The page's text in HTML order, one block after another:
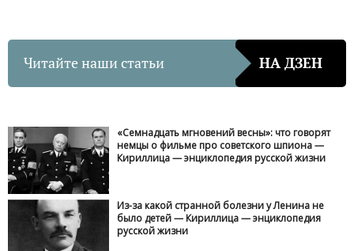
Читайте наши статьи НА ДЗЕН
«Семнадцать мгновений весны»: что говорят
немцы о фильме про советского шпиона —
Кириллица — энциклопедия русской жизни
Из-за какой странной болезни у Ленина не
было детей — Кириллица — энциклопедия
русской жизни